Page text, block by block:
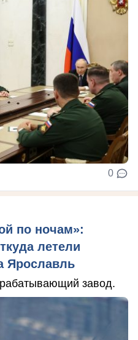
0
по ночам»:
летели
Ярославль
завод.